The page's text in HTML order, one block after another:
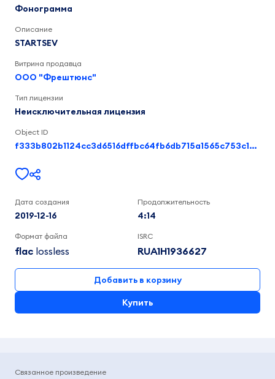
Фонограмма
Описание
STARTSEV
Витрина продавца
ООО "Фрештюнс"
Тип лицензии
Неисключительная лицензия
Object ID
f333b802b1124cc3d6516dffbc64fb6db715a1565c753c1a9cc7514ed449f3e1
Дата создания
2019-12-16
Продолжительность
4:14
Формат файла
flac lossless
ISRC
RUA1H1936627
Добавить в корзину
Купить
Связанное произведение